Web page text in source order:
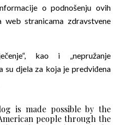
o podnošenju ovih
stranicama zdravstvene
kao i „nepružanje
su djela za koja je predviđena
is made possible by the
people through the